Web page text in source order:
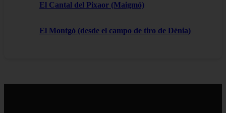
El Cantal del Pixaor (Maigmó)
El Montgó (desde el campo de tiro de Dénia)